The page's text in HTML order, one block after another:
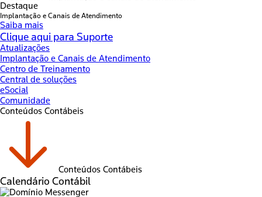
Destaque
Implantação e Canais de Atendimento
Saiba mais
Clique aqui para Suporte
Atualizações
Implantação e Canais de Atendimento
Centro de Treinamento
Central de soluções
eSocial
Comunidade
Conteúdos Contábeis
Conteúdos Contábeis
Calendário Contábil